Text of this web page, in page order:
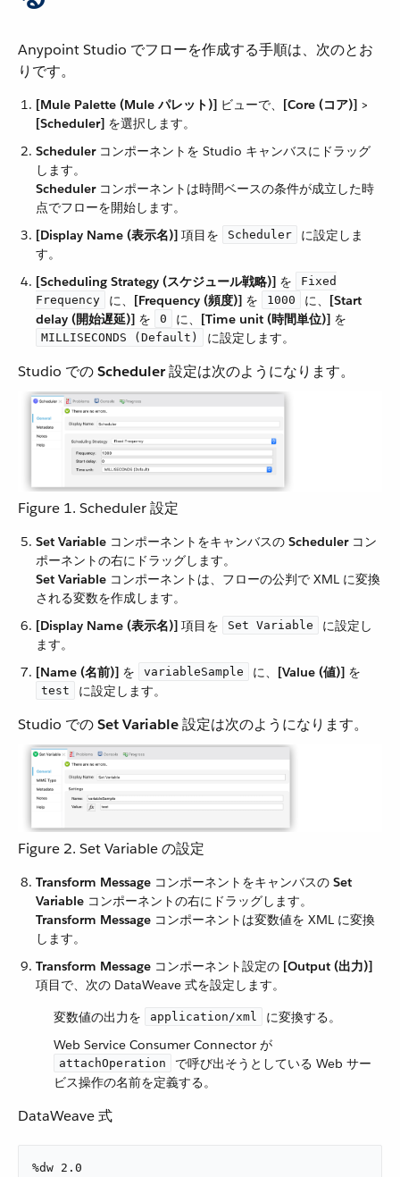
Anypoint Studio でフローを作成する手順は、次のとお
りです。
[Mule Palette (Mule パレット)] ​ ビューで、​ [Core (コア)] ​ > ​
[Scheduler] ​ を選択します。
Scheduler​ コンポーネントを Studio キャンバスにドラッグ
します。
Scheduler​ コンポーネントは時間ベースの条件が成立した時
点でフローを開始します。
[Display Name (表示名)] ​ 項目を ​ Scheduler
​ に設定しま
す。
[Scheduling Strategy (スケジュール戦略)] ​ を ​
Fixed
Frequency
​ に、​ [Frequency (頻度)] ​ を ​ 1000 ​ に、​
[Start
delay (開始遅延)] ​ を ​ 0 ​ に、​ [Time unit (時間単位)] ​ を ​
MILLISECONDS (Default) ​ に設定します。
Studio での ​Scheduler​ 設定は次のようになります。
Figure 1. Scheduler 設定
Set Variable ​ コンポーネントをキャンバスの ​ Scheduler​ コン
ポーネントの右にドラッグします。
Set Variable ​ コンポーネントは、フローの公判で XML に変換
される変数を作成します。
[Display Name (表示名)] ​ 項目を ​ Set Variable
​ に設定し
ます。
[Name (名前)] ​ を ​ variableSample ​ に、​ [Value (値)] ​ を ​
test ​ に設定します。
Studio での ​Set Variable​ 設定は次のようになります。
Figure 2. Set Variable の設定
Transform Message ​ コンポーネントをキャンバスの ​ Set
Variable ​ コンポーネントの右にドラッグします。
Transform Message ​ コンポーネントは変数値を XML に変換
します。
Transform Message ​ コンポーネント設定の ​ [Output (出力)]
項目で、次の DataWeave 式を設定します。
変数値の出力を ​
application/xml
​ に変換する。
Web Service Consumer Connector が ​
attachOperation
​ で呼び出そうとしている Web サー
ビス操作の名前を定義する。
DataWeave 式
%dw 2.0